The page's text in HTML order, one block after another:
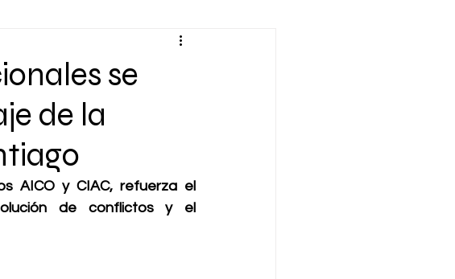
se
de la
AICO y CIAC, refuerza el
de conflictos y el